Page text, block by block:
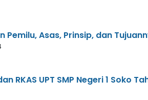
Pemilu, Asas, Prinsip, dan
RKAS UPT SMP Negeri 1 Soko